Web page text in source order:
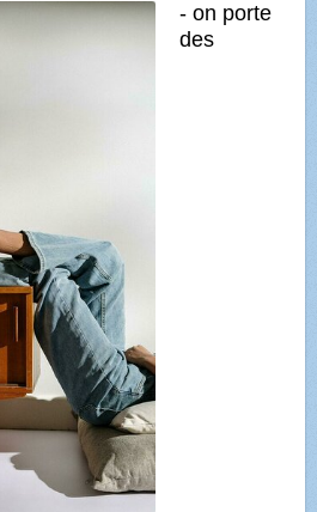
- on porte
des